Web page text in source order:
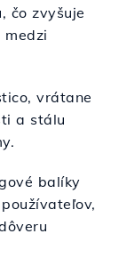
čo zvyšuje
vrátane
a stálu
balíky